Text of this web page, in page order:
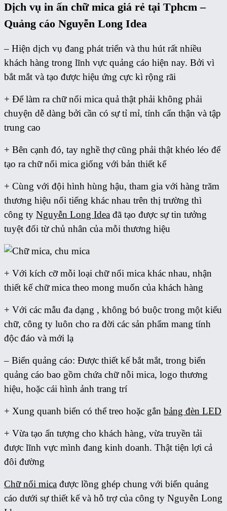
Dịch vụ in ấn chữ mica giá rẻ tại Tphcm –
Quảng cáo Nguyễn Long Idea
– Hiện dịch vụ đang phát triển và thu hút rất nhiều
khách hàng trong lĩnh vực quảng cáo hiện nay. Bởi vì
bắt mắt và tạo được hiệu ứng cực kì rộng rãi
+ Để làm ra chữ nổi mica quả thật phải không phải
chuyện dễ dàng bởi cần có sự tỉ mỉ, tính cẩn thận và tập
trung cao
+ Bên cạnh đó, tay nghề thợ cũng phải thật khéo léo để
tạo ra chữ nổi mica giống với bản thiết kế
+ Cùng với đội hình hùng hậu, tham gia với hàng trăm
thương hiệu nổi tiếng khác nhau trên thị trường thì
công ty Nguyễn Long Idea đã tạo được sự tin tưởng
tuyệt đối từ chủ nhân của mỗi thương hiệu
+ Với kích cỡ mỗi loại chữ nổi mica khác nhau, nhận
thiết kế chữ mica theo mong muốn của khách hàng
+ Với các mẫu đa dạng , không bó buộc trong một kiểu
chữ, công ty luôn cho ra đời các sản phẩm mang tính
độc đáo và mới lạ
– Biển quảng cáo: Được thiết kế bắt mắt, trong biển
quảng cáo bao gồm chứa chữ nỗi mica, logo thương
hiệu, hoặc cái hình ảnh trang trí
+ Xung quanh biển có thể treo hoặc gắn bảng đèn LED
+ Vừa tạo ấn tượng cho khách hàng, vừa truyền tải
được lĩnh vực mình đang kinh doanh. Thật tiện lợi cả
đôi đường
Chữ nổi mica được lồng ghép chung với biển quảng
cáo dưới sự thiết kế và hỗ trợ của công ty Nguyễn Long